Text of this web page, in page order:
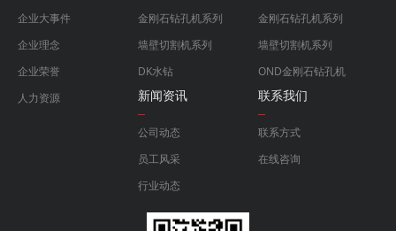
企业大事件
企业理念
企业荣誉
人力资源
金刚石钻孔机系列
墙壁切割机系列
DK水钻
金刚石钻孔机系列
墙壁切割机系列
OND金刚石钻孔机
新闻资讯
公司动态
员工风采
行业动态
联系我们
联系方式
在线咨询